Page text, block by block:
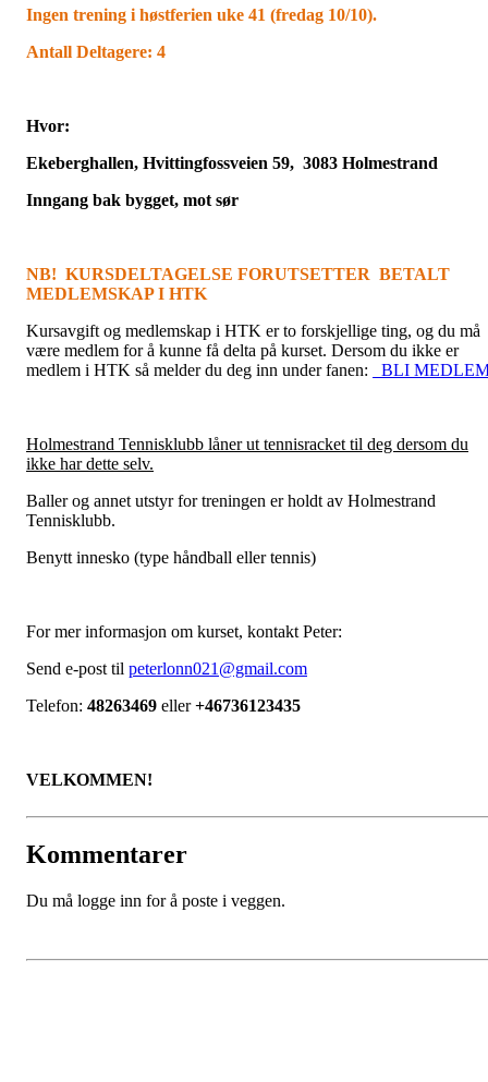
Ingen trening i høstferien uke 41 (fredag 10/10).
Antall Deltagere: 4
Hvor:
Ekeberghallen, Hvittingfossveien 59, 3083 Holmestrand
Inngang bak bygget, mot sør
NB! KURSDELTAGELSE FORUTSETTER BETALT
MEDLEMSKAP I HTK
Kursavgift og medlemskap i HTK er to forskjellige ting, og du må
være medlem for å kunne få delta på kurset. Dersom du ikke er
medlem i HTK så melder du deg inn under fanen:
BLI
Holmestrand Tennisklubb låner ut tennisracket til deg dersom du
ikke har dette selv.
Baller og annet utstyr for treningen er holdt av Holmestrand
Tennisklubb.
Benytt innesko (type håndball eller tennis)
For mer informasjon om kurset, kontakt Peter:
Send e-post til peterlonn021@gmail.com
Telefon: 48263469 eller+46736123435
VELKOMMEN!
Kommentarer
Du må logge inn for å poste i veggen.